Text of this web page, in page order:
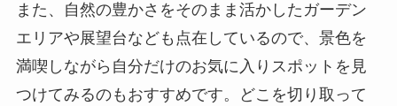
また、自然の豊かさをそのまま活かしたガーデン
エリアや展望台なども点在しているので、景色を
満喫しながら自分だけのお気に入りスポットを見
つけてみるのもおすすめです。どこを切り取って